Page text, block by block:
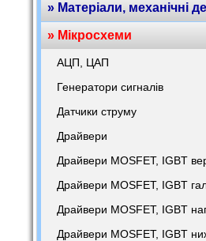
» Матеріали, механічні
» Мікросхеми
АЦП, ЦАП
Генератори сигналів
Датчики струму
Драйвери
Драйвери MOSFET, IGBT
Драйвери MOSFET, IGBT
Драйвери MOSFET, IGBT
Драйвери MOSFET, IGBT